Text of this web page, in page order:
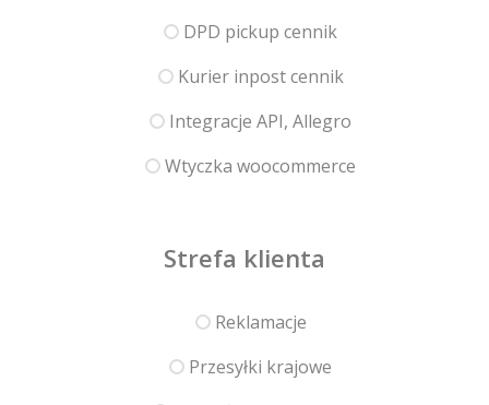
DPD pickup cennik
Kurier inpost cennik
Integracje API, Allegro
Wtyczka woocommerce
Strefa klienta
Reklamacje
Przesyłki krajowe